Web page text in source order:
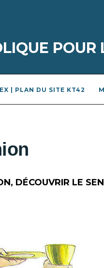
POUR
| PLAN DU SITE KT42
DÉCOUVRIR LE